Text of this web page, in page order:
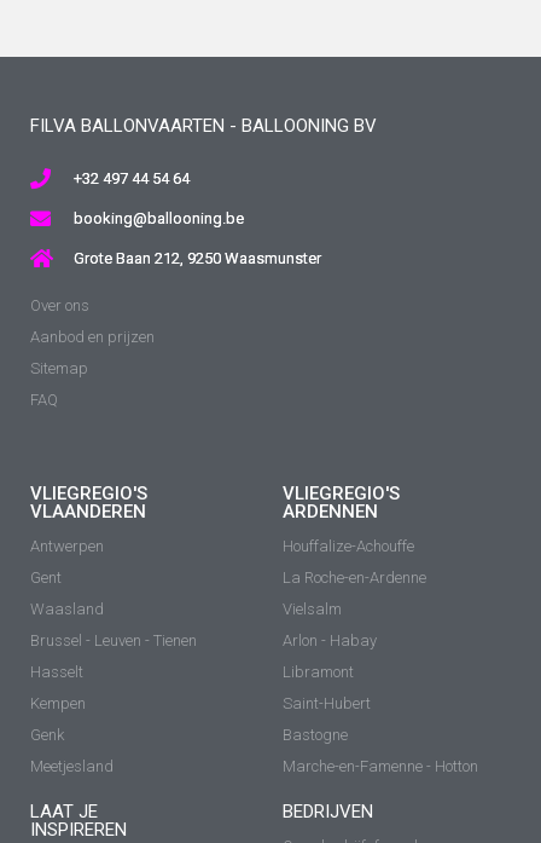
FILVA BALLONVAARTEN - BALLOONING BV
+32 497 44 54 64
booking@ballooning.be
Grote Baan 212, 9250 Waasmunster
Over ons
Aanbod en prijzen
Sitemap
FAQ
VLIEGREGIO'S
VLAANDEREN
Antwerpen
Gent
Waasland
Brussel - Leuven - Tienen
Hasselt
Kempen
Genk
Meetjesland
VLIEGREGIO'S
ARDENNEN
Houffalize-Achouffe
La Roche-en-Ardenne
Vielsalm
Arlon - Habay
Libramont
Saint-Hubert
Bastogne
Marche-en-Famenne - Hotton
LAAT JE
INSPIREREN
BEDRIJVEN